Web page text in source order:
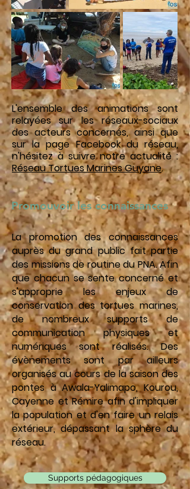
L'ensemble des animations sont
relayées sur les réseaux-sociaux
des acteurs concernés, ainsi que
sur la page Facebook du réseau,
n'hésitez à suivre notre actualité :
Réseau Tortues Marines Guyane.
Promouvoir les connaissances
La promotion des connaissances
auprès du grand public fait partie
des missions de routine du PNA. Afin
que chacun se sente concerné et
s'approprie les enjeux de
conservation des tortues marines,
de nombreux supports de
communication physiques et
numériques sont réalisés. Des
évènements sont par ailleurs
organisés au cours de la saison des
pontes à Awala-Yalimapo, Kourou,
Cayenne et Rémire afin d'impliquer
la population et d'en faire un relais
extérieur, dépassant la sphère du
réseau.
Supports pédagogiques